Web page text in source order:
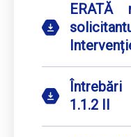
1.1.2 II